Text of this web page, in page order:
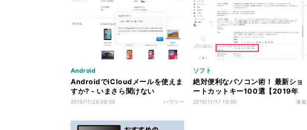
Android
AndroidでiCloudメールを使えま
すか? - いまさら聞けない
Androidのなぜ
2019/11/26 08:00 ハウツー
ソフト
絶対便利なパソコン術！ 最新ショ
ートカットキー100選【2019年
版】 第6回 Gmailのショートカッ
2019/11/17 10:00 連載